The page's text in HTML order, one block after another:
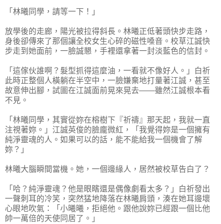
「林曦同學，請等一下！」
放學後的走廊，陽光被拉得斜長。林曦正低著頭快步走路，
身後卻傳來了那個讓全校女生心碎的磁性嗓音。校草江誠快
步走到她面前，一臉誠懇，手裡還拿著一封淡藍色的信封。
「這傢伙誰啊？髮型抓得這麼油，一看就不像好人。」白祈
此時正整個人橫躺在半空中，一臉嫌棄地打量著江誠，甚至
故意伸出腳，試圖在江誠面前晃來晃去——雖然江誠根本看
不見。
「林曦同學，其實從妳在榕樹下『祈禱』那天起，我就一直
注視著妳。」江誠英俊的臉龐微紅，「我覺得妳是一個擁有
純淨靈魂的人。如果可以的話，能不能給我一個機會了解
妳？」
林曦大腦瞬間當機。她，一個邊緣人，居然被校草告白了？
「哈？純淨靈魂？他是眼瞎還是偶像劇看太多？」白祈發出
一聲刺耳的冷笑，突然猛地降落在林曦肩頭，湊在她耳邊壞
心眼地吹氣：「小曦曦，拒絕他。跟他說妳已經跟一個比他
帥一萬倍的天使同居了。」